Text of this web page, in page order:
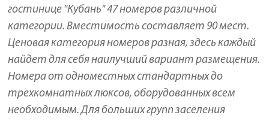
гостинице "Кубань" 47 номеров различной
категории. Вместимость составляет 90 мест.
Ценовая категория номеров разная, здесь каждый
найдет для себя наилучший вариант размещения.
Номера от одноместных стандартных до
трехкомнатных люксов, оборудованных всем
необходимым. Для больших групп заселения